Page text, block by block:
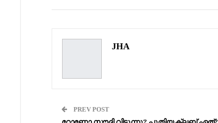
JHA
PREV POST